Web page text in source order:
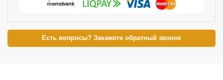
Есть вопросы? Закажите обратный звонок